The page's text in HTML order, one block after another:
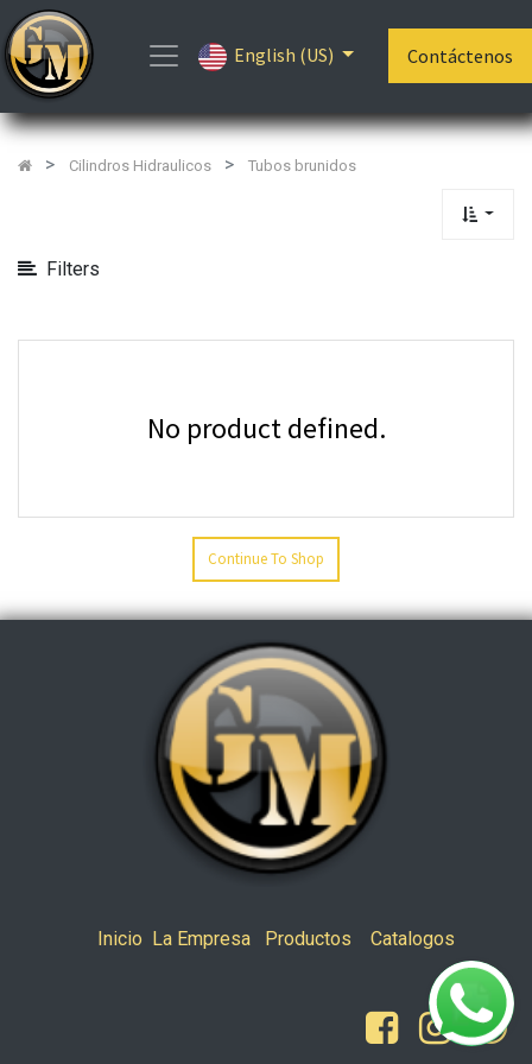
English (US) Contáctenos
Cilindros Hidraulicos Tubos brunidos
Filters
Show
Categories
No product defined.
Continue To Shop
Inicio La Empresa Productos Catalogos